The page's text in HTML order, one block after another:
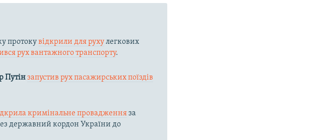
протокувідкрили для рухулегкових
рух вантажного транспорту.
Путінзапустив рух пасажирських поїздів
кримінальне провадженняза
державний кордон України до